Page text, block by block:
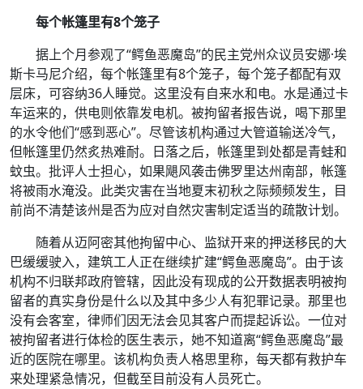
每个帐篷里有8个笼子
据上个月参观了“鳄鱼恶魔岛”的民主党州众议员安娜·埃
斯卡马尼介绍，每个帐篷里有8个笼子，每个笼子都配有双
层床，可容纳36人睡觉。这里没有自来水和电。水是通过卡
车运来的，供电则依靠发电机。被拘留者报告说，喝下那里
的水令他们“感到恶心”。尽管该机构通过大管道输送冷气，
但帐篷里仍然炙热难耐。日落之后，帐篷里到处都是青蛙和
蚊虫。批评人士担心，如果飓风袭击佛罗里达州南部，帐篷
将被雨水淹没。此类灾害在当地夏末初秋之际频频发生，目
前尚不清楚该州是否为应对自然灾害制定适当的疏散计划。
随着从迈阿密其他拘留中心、监狱开来的押送移民的大
巴缓缓驶入，建筑工人正在继续扩建“鳄鱼恶魔岛”。由于该
机构不归联邦政府管辖，因此没有现成的公开数据表明被拘
留者的真实身份是什么以及其中多少人有犯罪记录。那里也
没有会客室，律师们因无法会见其客户而提起诉讼。一位对
被拘留者进行体检的医生表示，她不知道离“鳄鱼恶魔岛”最
近的医院在哪里。该机构负责人格思里称，每天都有救护车
来处理紧急情况，但截至目前没有人员死亡。